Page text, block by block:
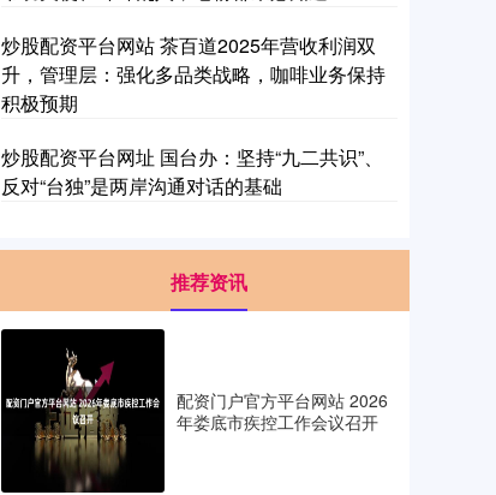
炒股配资平台网站 茶百道2025年营收利润双
升，管理层：强化多品类战略，咖啡业务保持
积极预期
炒股配资平台网址 国台办：坚持“九二共识”、
反对“台独”是两岸沟通对话的基础
推荐资讯
配资门户官方平台网站 2026
年娄底市疾控工作会议召开